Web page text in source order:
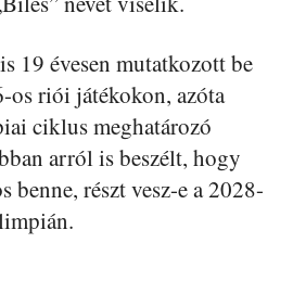
19 évesen mutatkozott be
os riói játékokon, azóta
ciklus meghatározó
arról is beszélt, hogy
benne, részt vesz-e a 2028-